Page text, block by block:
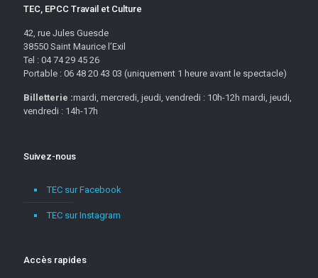
TEC, EPCC Travail et Culture
42, rue Jules Guesde
38550 Saint Maurice l’Exil
Tel : 04 74 29 45 26
Portable : 06 48 20 43 03 (uniquement 1 heure avant le spectacle)
Billetterie :mardi, mercredi, jeudi, vendredi : 10h-12h mardi, jeudi,
vendredi : 14h-17h
Suivez-nous
TEC sur Facebook
TEC sur Instagram
Accès rapides